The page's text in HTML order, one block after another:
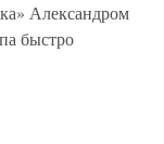
Александром
быстро